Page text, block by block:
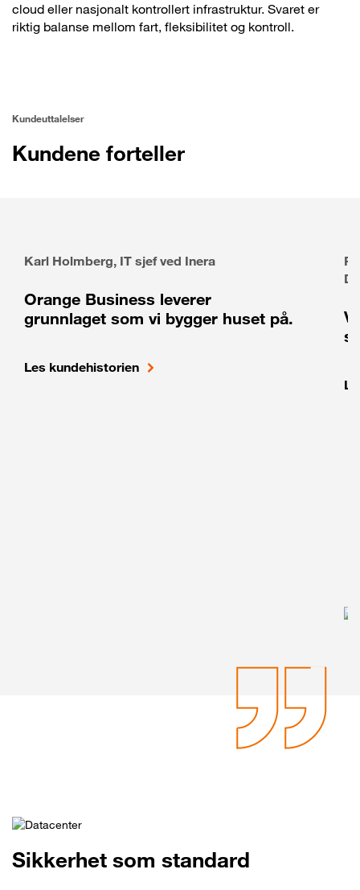
cloud eller nasjonalt kontrollert infrastruktur. Svaret er
riktig balanse mellom fart, fleksibilitet og kontroll.
Kundeuttalelser
Kundene forteller
Karl Holmberg, IT sjef ved Inera
Orange Business leverer
grunnlaget som vi bygger huset på.
Les kundehistorien
Sikkerhet som standard